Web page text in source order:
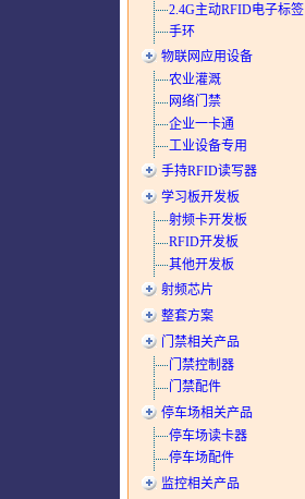
2.4G主动RFID电子标签
手环
物联网应用设备
农业灌溉
网络门禁
企业一卡通
工业设备专用
手持RFID读写器
学习板开发板
射频卡开发板
RFID开发板
其他开发板
射频芯片
整套方案
门禁相关产品
门禁控制器
门禁配件
停车场相关产品
停车场读卡器
停车场配件
监控相关产品